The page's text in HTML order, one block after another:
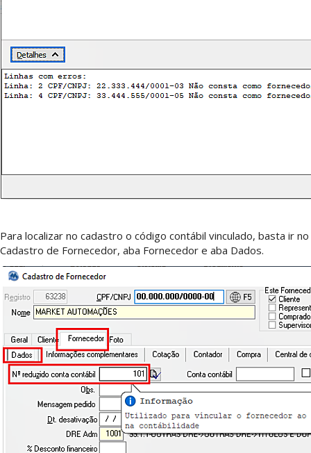
Para localizar no cadastro o código contábil vinculado, basta ir no
Cadastro de Fornecedor, aba Fornecedor e aba Dados.